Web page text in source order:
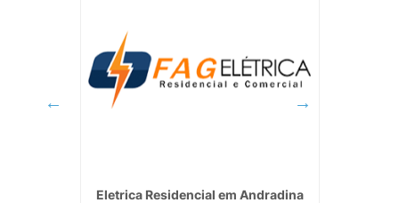
Eletrica Residencial em Andradina